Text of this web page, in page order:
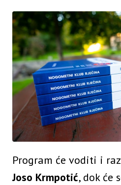
Program će voditi i
Joso Krmpotić, dok će